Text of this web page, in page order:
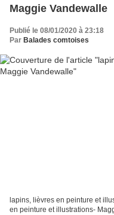
Maggie Vandewalle
Publié le 08/01/2020 à 23:18
Par Balades comtoises
lapins, lièvres en peinture et
en